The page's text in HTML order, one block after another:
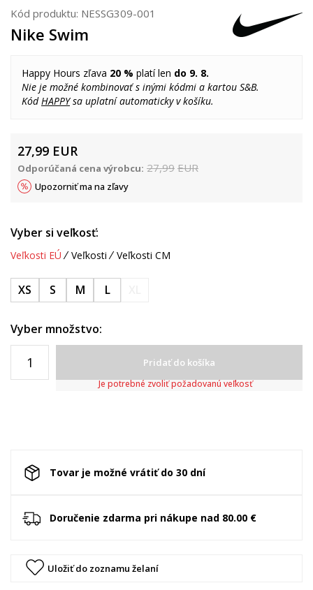
Kód produktu: NESSG309-001
Nike Swim
Happy Hours zľava 20 % platí len do 9. 8.
Nie je možné kombinovať s inými kódmi a kartou S&B.
KódHAPPYsa uplatní automaticky v košíku.
27,99 EUR
Odporúčaná cena výrobcu: 27,99 EUR
Upozorniť ma na zľavy
Vyber si veľkosť:
Veľkosti EÚ Veľkosti Veľkosti CM
XS S M L
Vyber množstvo:
Pridať do košíka
Je potrebné zvoliť požadovanú veľkosť
Tovar je možné vrátiť do 30 dní
Doručenie zdarma pri nákupe nad 80.00 €
Uložiť do zoznamu želaní